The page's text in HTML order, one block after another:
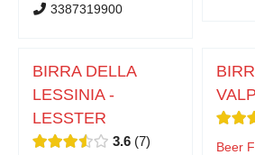
3387319900
BIRRA DELLA
LESSINIA -
LESSTER
3.6 7 Beer